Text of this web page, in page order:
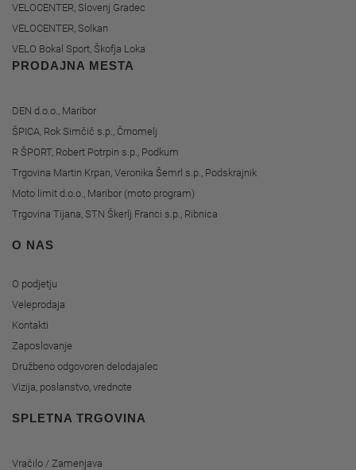
VELOCENTER, Slovenj Gradec
VELOCENTER, Solkan
VELO Bokal Sport, Škofja Loka
PRODAJNA MESTA
DEN d.o.o., Maribor
ŠPICA, Rok Simčič s.p., Črnomelj
R ŠPORT, Robert Potrpin s.p., Podkum
Trgovina Martin Krpan, Veronika Šemrl s.p., Podskrajnik
Moto limit d.o.o., Maribor (moto program)
Trgovina Tijana, STN Škerlj Franci s.p., Ribnica
O NAS
O podjetju
Veleprodaja
Kontakti
Zaposlovanje
Družbeno odgovoren delodajalec
Vizija, poslanstvo, vrednote
SPLETNA TRGOVINA
Vračilo / Zamenjava